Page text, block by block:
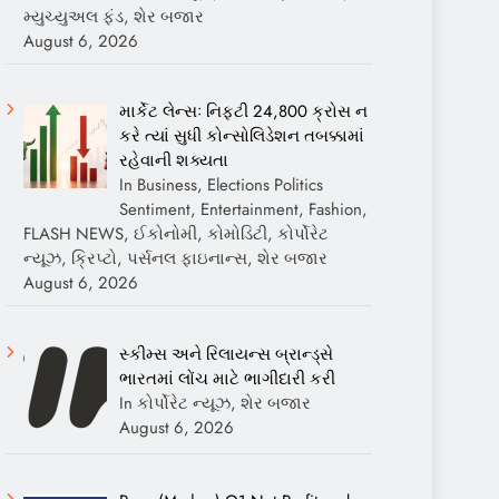
મ્યુચ્યુઅલ ફંડ, શેર બજાર
August 6, 2026
માર્કેટ લેન્સઃ નિફ્ટી 24,800 ક્રોસ ન
કરે ત્યાં સુધી કોન્સોલિડેશન તબક્કામાં
રહેવાની શક્યતા
In Business, Elections Politics
Sentiment, Entertainment, Fashion,
FLASH NEWS, ઈકોનોમી, કોમોડિટી, કોર્પોરેટ
ન્યૂઝ, ક્રિપ્ટો, પર્સનલ ફાઇનાન્સ, શેર બજાર
August 6, 2026
સ્કીમ્સ અને રિલાયન્સ બ્રાન્ડ્સે
ભારતમાં લોંચ માટે ભાગીદારી કરી
In કોર્પોરેટ ન્યૂઝ, શેર બજાર
August 6, 2026